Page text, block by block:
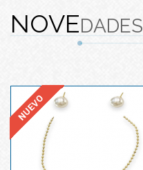
NOVEDADES